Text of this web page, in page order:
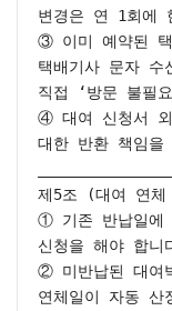
변경은 연 1회에
③ 이미 예약된
택배기사 문자
직접 ‘방문 불필
④ 대여 신청서
대한 반환 책임을
제5조 (대여 연
① 기존 반납일에
신청을 해야 합니
② 미반납된 대여
연체일이 자동 산